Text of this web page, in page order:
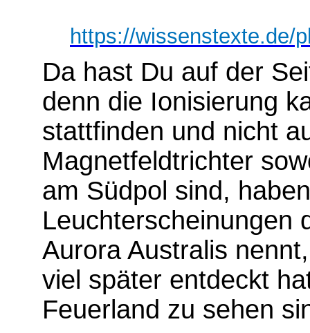
https://wissenstexte.de/
Da hast Du auf der
denn die Ionisierung
stattfinden und nicht
Magnetfeldtrichter
am Südpol sind,
Leuchterscheinungen
Aurora Australis
viel später entdeckt
Feuerland zu sehen